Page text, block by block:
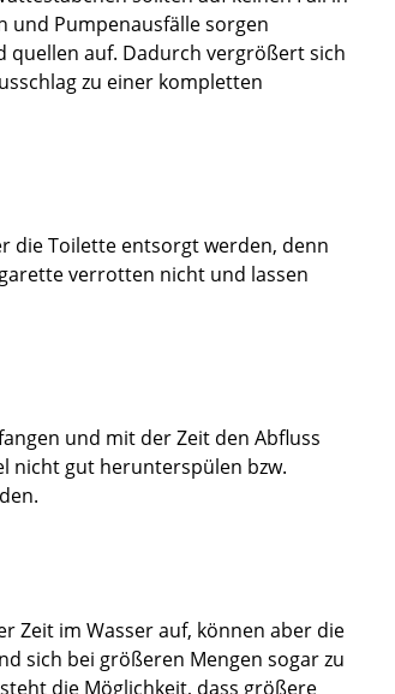
und Pumpenausfälle sorgen
quellen auf. Dadurch vergrößert sich
zu einer kompletten
die Toilette entsorgt werden, denn
verrotten nicht und lassen
und mit der Zeit den Abfluss
nicht gut herunterspülen bzw.
Zeit im Wasser auf, können aber die
sich bei größeren Mengen sogar zu
die Möglichkeit, dass größere